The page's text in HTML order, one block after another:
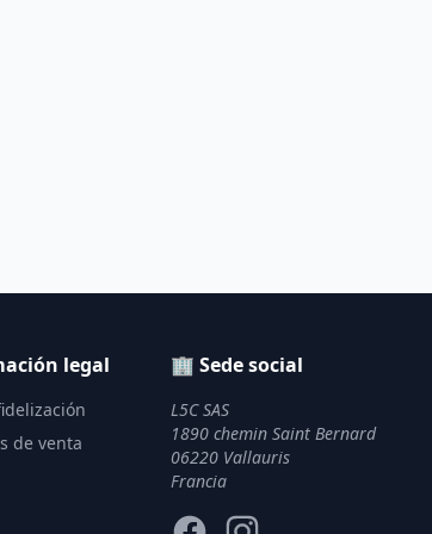
legal
de venta
🏢 Sede social
L5C SAS
1890 chemin Saint Bernard
06220 Vallauris
Francia
FacebookInstagram